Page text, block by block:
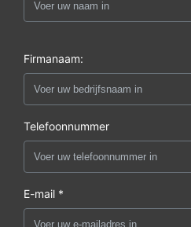
Firmanaam:
Telefoonnummer
E-mail *